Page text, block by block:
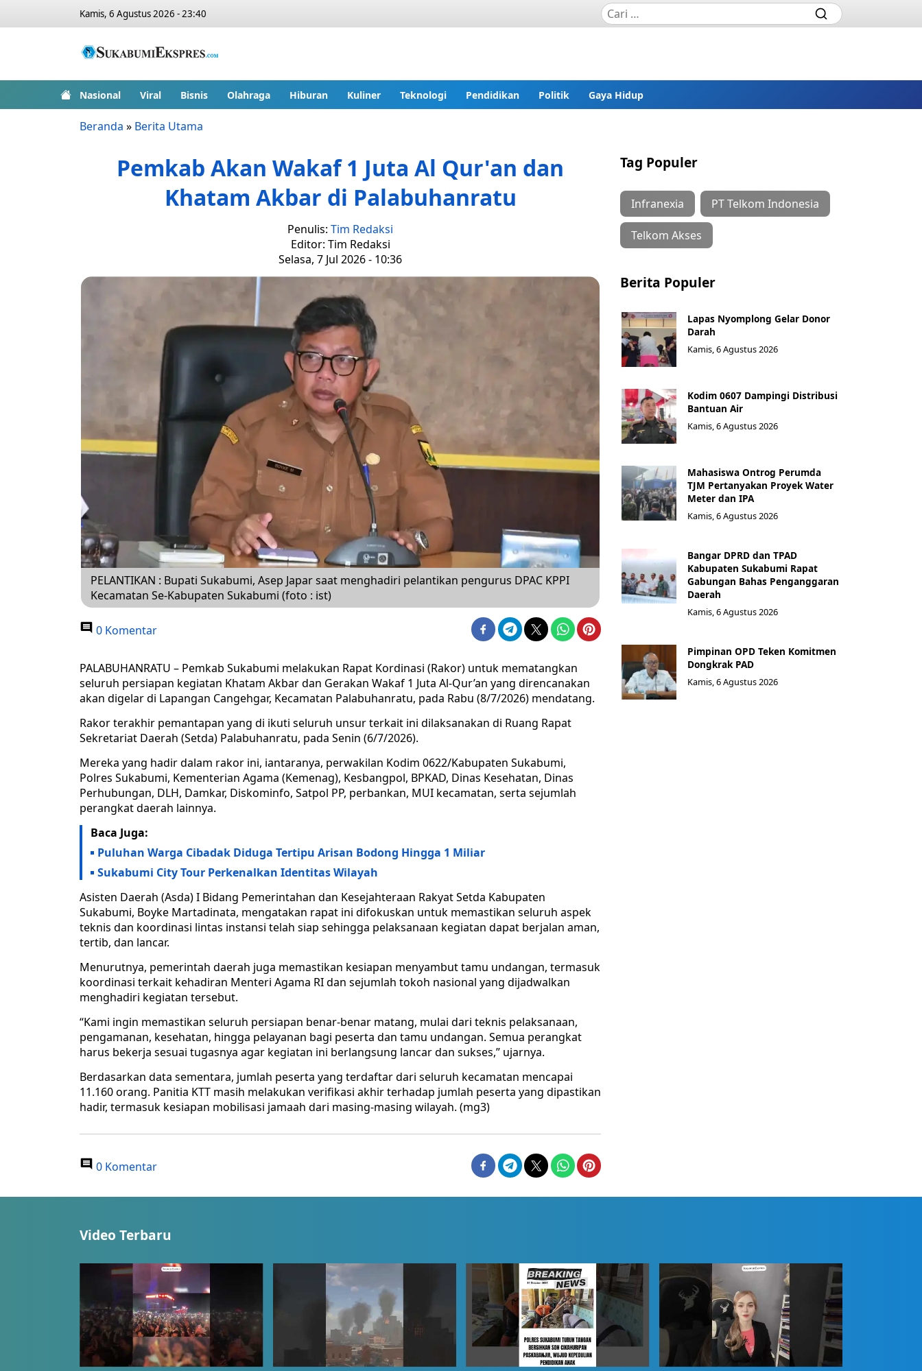
Kamis, 6 Agustus 2026 - 23:40
Nasional Viral Bisnis Olahraga Hiburan Kuliner Teknologi Pendidikan Politik Gaya Hidup
Beranda » Berita Utama
Pemkab Akan Wakaf 1 Juta Al Qur'an dan
Khatam Akbar di Palabuhanratu
Penulis: Tim Redaksi
Editor: Tim Redaksi
Selasa, 7 Jul 2026 - 10:36
PELANTIKAN : Bupati Sukabumi, Asep Japar saat menghadiri pelantikan pengurus DPAC KPPI
Kecamatan Se-Kabupaten Sukabumi (foto : ist)
0 Komentar
PALABUHANRATU – Pemkab Sukabumi melakukan Rapat Kordinasi (Rakor) untuk mematangkan
seluruh persiapan kegiatan Khatam Akbar dan Gerakan Wakaf 1 Juta Al-Qur’an yang direncanakan
akan digelar di Lapangan Cangehgar, Kecamatan Palabuhanratu, pada Rabu (8/7/2026) mendatang.
Rakor terakhir pemantapan yang di ikuti seluruh unsur terkait ini dilaksanakan di Ruang Rapat
Sekretariat Daerah (Setda) Palabuhanratu, pada Senin (6/7/2026).
Mereka yang hadir dalam rakor ini, iantaranya, perwakilan Kodim 0622/Kabupaten Sukabumi,
Polres Sukabumi, Kementerian Agama (Kemenag), Kesbangpol, BPKAD, Dinas Kesehatan, Dinas
Perhubungan, DLH, Damkar, Diskominfo, Satpol PP, perbankan, MUI kecamatan, serta sejumlah
perangkat daerah lainnya.
Baca Juga:
Puluhan Warga Cibadak Diduga Tertipu Arisan Bodong Hingga 1 Miliar
Sukabumi City Tour Perkenalkan Identitas Wilayah
Asisten Daerah (Asda) I Bidang Pemerintahan dan Kesejahteraan Rakyat Setda Kabupaten
Sukabumi, Boyke Martadinata, mengatakan rapat ini difokuskan untuk memastikan seluruh aspek
teknis dan koordinasi lintas instansi telah siap sehingga pelaksanaan kegiatan dapat berjalan aman,
tertib, dan lancar.
Menurutnya, pemerintah daerah juga memastikan kesiapan menyambut tamu undangan, termasuk
koordinasi terkait kehadiran Menteri Agama RI dan sejumlah tokoh nasional yang dijadwalkan
menghadiri kegiatan tersebut.
“Kami ingin memastikan seluruh persiapan benar-benar matang, mulai dari teknis pelaksanaan,
pengamanan, kesehatan, hingga pelayanan bagi peserta dan tamu undangan. Semua perangkat
harus bekerja sesuai tugasnya agar kegiatan ini berlangsung lancar dan sukses,” ujarnya.
Berdasarkan data sementara, jumlah peserta yang terdaftar dari seluruh kecamatan mencapai
11.160 orang. Panitia KTT masih melakukan verifikasi akhir terhadap jumlah peserta yang dipastikan
hadir, termasuk kesiapan mobilisasi jamaah dari masing-masing wilayah. (mg3)
0 Komentar
Tag Populer
Infranexia PT Telkom Indonesia
Telkom Akses
Berita Populer
Lapas Nyomplong Gelar Donor
Darah
Kamis, 6 Agustus 2026
Kodim 0607 Dampingi Distribusi
Bantuan Air
Kamis, 6 Agustus 2026
Mahasiswa Ontrog Perumda
TJM Pertanyakan Proyek Water
Meter dan IPA
Kamis, 6 Agustus 2026
Bangar DPRD dan TPAD
Kabupaten Sukabumi Rapat
Gabungan Bahas Penganggaran
Daerah
Kamis, 6 Agustus 2026
Pimpinan OPD Teken Komitmen
Dongkrak PAD
Kamis, 6 Agustus 2026
Video Terbaru